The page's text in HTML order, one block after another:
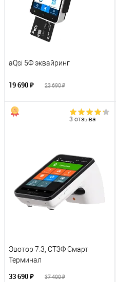
aQsi 5Ф эквайринг
19 690 ₽ 23 690 ₽
3 отзыва
Эвотор 7.3, СТ3Ф Смарт
Терминал
33 690 ₽ 37 400 ₽